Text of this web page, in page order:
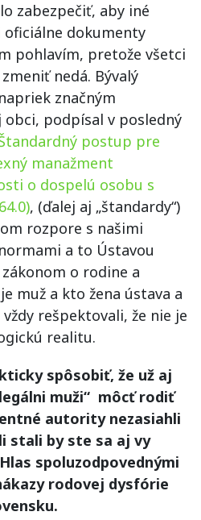
zabezpečiť, aby iné
dokumenty
pohlavím, pretože všetci
nedá. Bývalý
značným
podpísal v posledný
postup pre
manažment
o dospelú osobu s
, (ďalej aj „štandardy“)
rozpore s našimi
a to Ústavou
o rodine a
muž a kto žena ústava a
rešpektovali, že nie je
realitu.
spôsobiť, že už aj
muži“ môcť rodiť
autority nezasiahli
stali by ste sa aj vy
spoluzodpovednými
rodovej dysfórie